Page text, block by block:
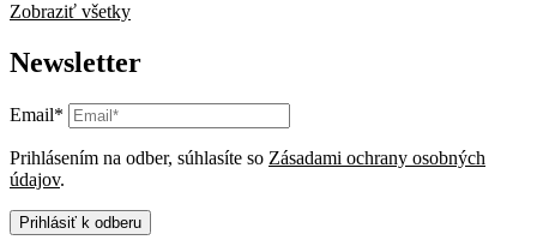
Zobraziť všetky
Newsletter
Email*
Prihlásením na odber, súhlasíte so Zásadami ochrany osobných
údajov.
Prihlásiť k odberu